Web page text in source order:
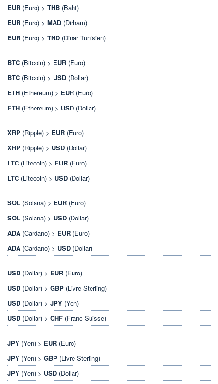
EUR (Euro) > THB (Baht)
EUR (Euro) > MAD (Dirham)
EUR (Euro) > TND (Dinar Tunisien)
BTC (Bitcoin) > EUR (Euro)
BTC (Bitcoin) > USD (Dollar)
ETH (Ethereum) > EUR (Euro)
ETH (Ethereum) > USD (Dollar)
XRP (Ripple) > EUR (Euro)
XRP (Ripple) > USD (Dollar)
LTC (Litecoin) > EUR (Euro)
LTC (Litecoin) > USD (Dollar)
SOL (Solana) > EUR (Euro)
SOL (Solana) > USD (Dollar)
ADA (Cardano) > EUR (Euro)
ADA (Cardano) > USD (Dollar)
USD (Dollar) > EUR (Euro)
USD (Dollar) > GBP (Livre Sterling)
USD (Dollar) > JPY (Yen)
USD (Dollar) > CHF (Franc Suisse)
JPY (Yen) > EUR (Euro)
JPY (Yen) > GBP (Livre Sterling)
JPY (Yen) > USD (Dollar)